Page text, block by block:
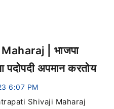
| भाजपा
पदोपदी अपमान करतोय
6:07 PM
Shivaji Maharaj